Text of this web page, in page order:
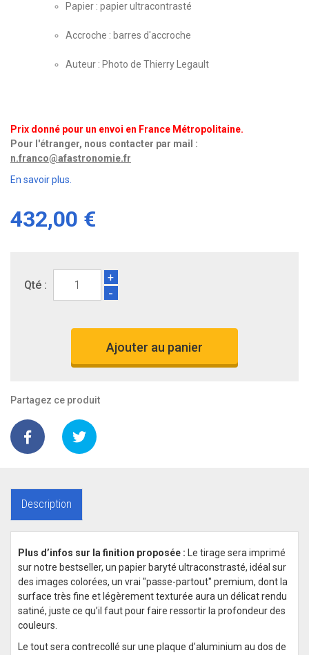
Papier : papier ultracontrasté
Accroche : barres d'accroche
Auteur : Photo de Thierry Legault
Prix donné pour un envoi en France Métropolitaine.
Pour l'étranger, nous contacter par mail :
n.franco@afastronomie.fr
En savoir plus.
432,00 €
Qté :
+
-
Ajouter au panier
Partagez ce produit
Description
Plus d’infos sur la finition proposée : Le tirage sera imprimé
sur notre bestseller, un papier baryté ultraconstrasté, idéal sur
des images colorées, un vrai "passe-partout" premium, dont la
surface très fine et légèrement texturée aura un délicat rendu
satiné, juste ce qu’il faut pour faire ressortir la profondeur des
couleurs.
Le tout sera contrecollé sur une plaque d’aluminium au dos de